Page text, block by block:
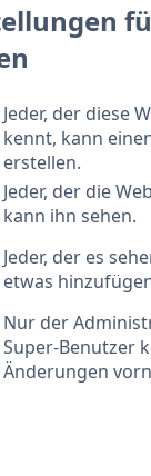
Jeder, der diese
kennt, kann
erstellen.
Jeder, der die
kann ihn sehen.
Jeder, der es
etwas
Nur der
Super-Benutzer
Änderungen